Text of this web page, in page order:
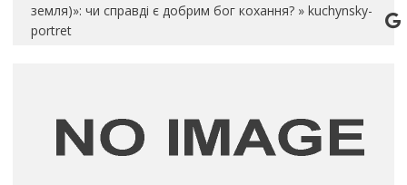
земля)»: чи справді є добрим бог кохання? » kuchynsky-
portret